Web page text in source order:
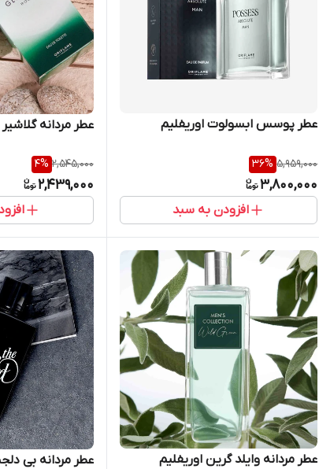
عطر پوسس ابسولوت اوریفلیم
5,959,000
36%
3,800,000
افزودن به سبد
عطر مردانه
2,545,000
4%
2,439,000
عطر مردانه وایلد گرین اوریفلیم عطر مردانه بی